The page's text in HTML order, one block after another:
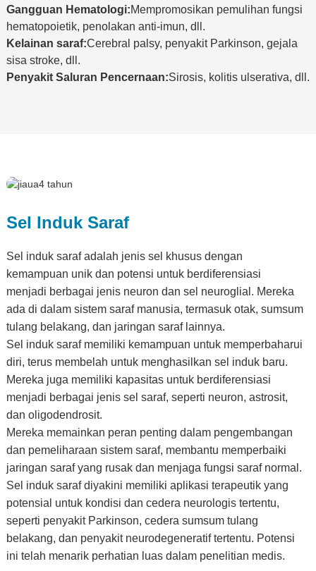
Gangguan Hematologi:Mempromosikan pemulihan fungsi
hematopoietik, penolakan anti-imun, dll.
Kelainan saraf:Cerebral palsy, penyakit Parkinson, gejala
sisa stroke, dll.
Penyakit Saluran Pencernaan:Sirosis, kolitis ulserativa, dll.
Sel Induk Saraf
Sel induk saraf adalah jenis sel khusus dengan
kemampuan unik dan potensi untuk berdiferensiasi
menjadi berbagai jenis neuron dan sel neuroglial. Mereka
ada di dalam sistem saraf manusia, termasuk otak, sumsum
tulang belakang, dan jaringan saraf lainnya.
Sel induk saraf memiliki kemampuan untuk memperbaharui
diri, terus membelah untuk menghasilkan sel induk baru.
Mereka juga memiliki kapasitas untuk berdiferensiasi
menjadi berbagai jenis sel saraf, seperti neuron, astrosit,
dan oligodendrosit.
Mereka memainkan peran penting dalam pengembangan
dan pemeliharaan sistem saraf, membantu memperbaiki
jaringan saraf yang rusak dan menjaga fungsi saraf normal.
Sel induk saraf diyakini memiliki aplikasi terapeutik yang
potensial untuk kondisi dan cedera neurologis tertentu,
seperti penyakit Parkinson, cedera sumsum tulang
belakang, dan penyakit neurodegeneratif tertentu. Potensi
ini telah menarik perhatian luas dalam penelitian medis.